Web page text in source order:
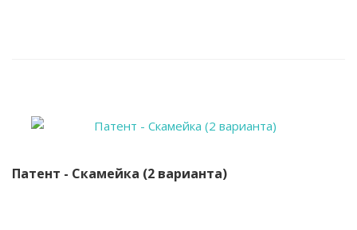
Патент - Скамейка (2 варианта)